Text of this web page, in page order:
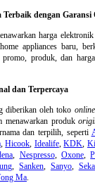
dengan Garansi
harga
appliances baru,
produk, dan
dan Terpercaya
diberikan oleh toko online
menawarkan produk
dan terpilih, seperti
,Hicook, Idealife,KDK,
, Nespresso, Oxone,
,Sanken, Sanyo,
Ma.